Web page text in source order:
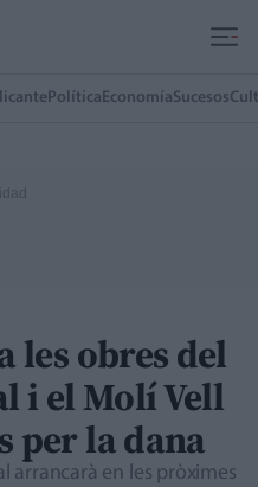
Política EconomíaSucesos
les obres del
i el Molí Vell
per la dana
arrancarà en les pròximes